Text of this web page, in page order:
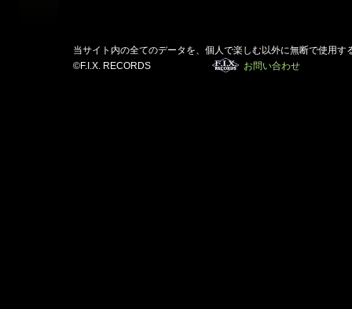
当サイト内の全てのデータを、個人で楽しむ以外に無断で使用す
©F.I.X. RECORDS
お問い合わせ